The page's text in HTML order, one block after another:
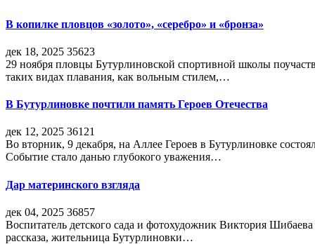
В копилке пловцов «золото», «серебро» и «бронза»
дек 18, 2025 35623
29 ноября пловцы Бутурлиновской спортивной школы
таких видах плавания, как вольным стилем,…
В Бутурлиновке почтили память Героев Отечества
дек 12, 2025 36121
Во вторник, 9 декабря, на Аллее Героев в Бутурлиновке
Событие стало данью глубокого уважения…
Дар материнского взгляда
дек 04, 2025 36857
Воспитатель детского сада и фотохудожник Виктория
рассказа, жительница Бутурлиновки…